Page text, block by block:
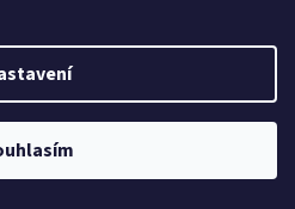
+ USB A+C 17W cestovní